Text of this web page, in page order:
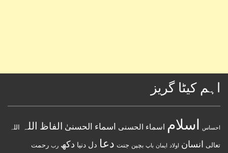
اہم کیٹا گریز
احساس اسلام اسماء الحسنى اسماء الحسنیٰ الفاظ اللہ اللہ
تعالی انسان اولاد ایمان باپ بچپن جنت دعا دل دنیا دکھ رب رحمت